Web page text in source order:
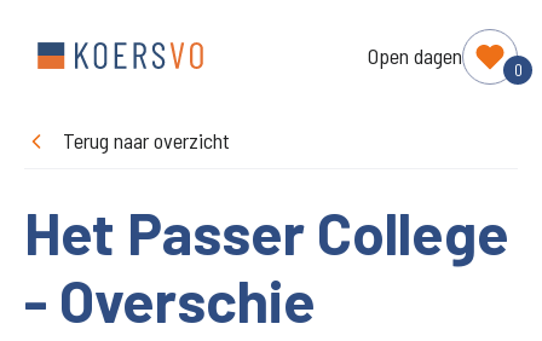
Open dagen
0
Terug naar overzicht
Het Passer College
- Overschie